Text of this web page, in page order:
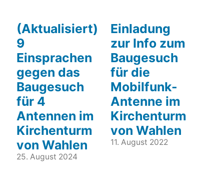
(Aktualisiert)
9
Einsprachen
gegen das
Baugesuch
für 4
Antennen im
Kirchenturm
von Wahlen
25. August 2024
Einladung
zur Info zum
Baugesuch
für die
Mobilfunk-
Antenne im
Kirchenturm
von Wahlen
11. August 2022